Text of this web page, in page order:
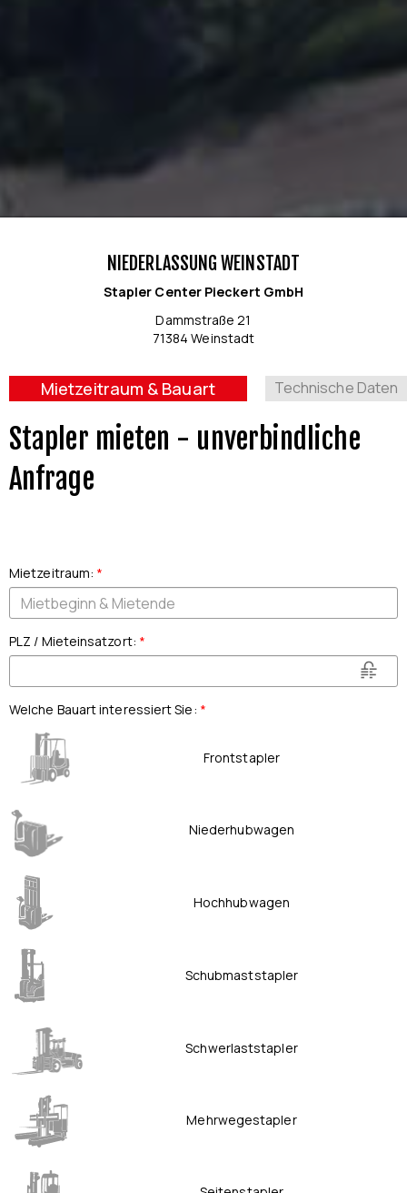
NIEDERLASSUNG WEINSTADT
Stapler Center Pieckert GmbH
Dammstraße 21
71384 Weinstadt
Mietzeitraum & Bauart Technische Daten
Stapler mieten - unverbindliche
Anfrage
Mietzeitraum: *
PLZ / Mieteinsatzort: *
Welche Bauart interessiert Sie: *
Frontstapler
Niederhubwagen
Hochhubwagen
Schubmaststapler
Schwerlaststapler
Mehrwegestapler